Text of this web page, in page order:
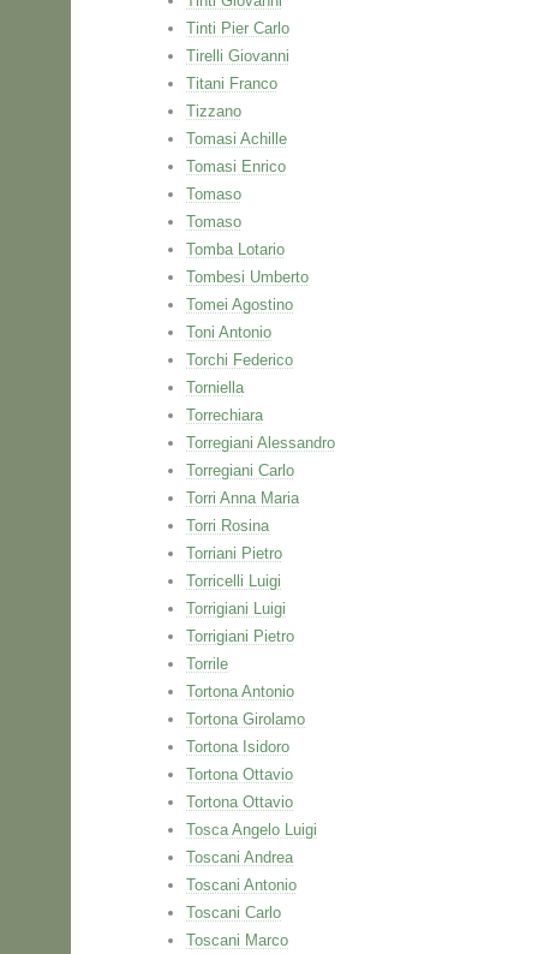
Tinti Pier Carlo
Tirelli Giovanni
Titani Franco
Tizzano
Tomasi Achille
Tomasi Enrico
Tomaso
Tomaso
Tomba Lotario
Tombesi Umberto
Tomei Agostino
Toni Antonio
Torchi Federico
Torniella
Torrechiara
Torregiani Alessandro
Torregiani Carlo
Torri Anna Maria
Torri Rosina
Torriani Pietro
Torricelli Luigi
Torrigiani Luigi
Torrigiani Pietro
Torrile
Tortona Antonio
Tortona Girolamo
Tortona Isidoro
Tortona Ottavio
Tortona Ottavio
Tosca Angelo Luigi
Toscani Andrea
Toscani Antonio
Toscani Carlo
Toscani Marco